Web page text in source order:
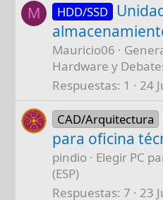
M HDD/SSD
Mauricio06
Hardware y
Respuestas 1 24
CAD/Arquitectura
para oficina
pindio
Elegir PC
(ESP)
Respuestas 7 23